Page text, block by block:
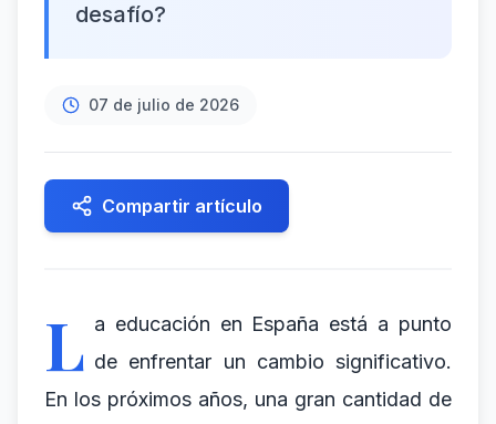
desafío?
07 de julio de 2026
Compartir artículo
L a educación en España está a punto
de enfrentar un cambio significativo.
En los próximos años, una gran cantidad de